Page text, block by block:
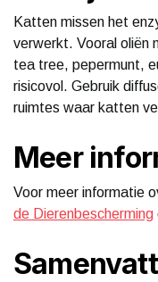
Katten missen het
verwerkt. Vooral oliën
tea tree, pepermunt,
risicovol. Gebruik
ruimtes waar katten
Meer
Voor meer informatie
de Dierenbescherming